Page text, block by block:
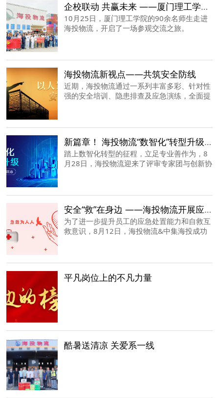
企校联动 共赢未来 ——厦门理工学院师生一行参观交流纪实
10月25日，厦门理工学院的90余名师生走进
海投物流，开启了一场参观交流之旅。
海投物流新视点——共筑安全防线
近期，海投物流通过一系列丰富多彩、针对性
强的安全培训、隐患排查及应急演练，全面提
企业构建一道坚不可摧的安全屏障。
新篇章！ 海投物流“数智化”转型升级研发项目顺利通过评估
踏上数智化转型的征程，立足专业善作为，8
月28日，海投物流迎来了评审专家团与创新协
安全“救”在身边 ——海投物流开展应急救护知识培训
为了进一步提升员工的应急处置能力和自救互
救意识，8月12日，海投物流&中集海投成功
平凡岗位上的不凡力量
酷暑送清凉 关爱系一线